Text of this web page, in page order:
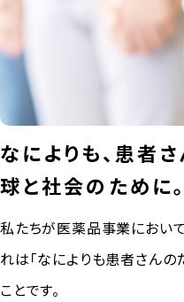
なによりも、患者
球と社会のために。
私たちが医薬品事業におい
れは「なによりも患者さんの
ことです。